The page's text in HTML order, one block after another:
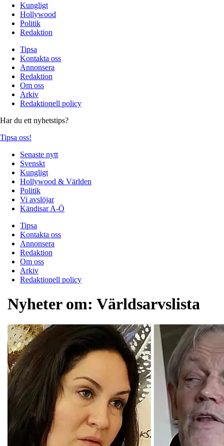
Kungligt
Hollywood
Politik
Redaktion
Tipsa
Kontakta oss
Annonsera
Redaktion
Om oss
Arkiv
Redaktionell policy
Har du ett nyhetstips?
Tipsa oss!
Senaste nytt
Svenskt
Kungligt
Hollywood & Världen
Politik
Vi avslöjar
Kändisar A-Ö
Tipsa
Kontakta oss
Annonsera
Redaktion
Om oss
Arkiv
Redaktionell policy
Nyheter om: Världsarvslista